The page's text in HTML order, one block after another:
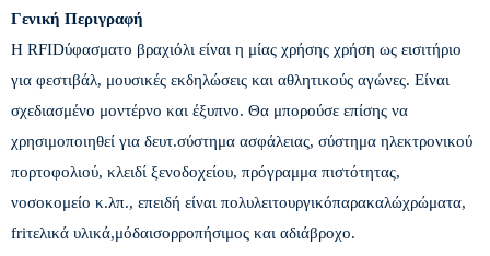
Γενική Περιγραφή
Η RFIDύφασματο βραχιόλι είναι η μίας χρήσης χρήση ως εισιτήριο
για φεστιβάλ, μουσικές εκδηλώσεις και αθλητικούς αγώνες. Είναι
σχεδιασμένο μοντέρνο και έξυπνο. Θα μπορούσε επίσης να
χρησιμοποιηθεί για δευτ.σύστημα ασφάλειας, σύστημα ηλεκτρονικού
πορτοφολιού, κλειδί ξενοδοχείου, πρόγραμμα πιστότητας,
νοσοκομείο κ.λπ., επειδή είναι πολυλειτουργικόπαρακαλώχρώματα,
friτελικά υλικά,μόδαισορροπήσιμος και αδιάβροχο.